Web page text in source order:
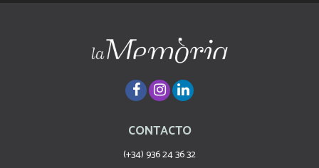
CONTACTO
(+34) 936 24 36 32